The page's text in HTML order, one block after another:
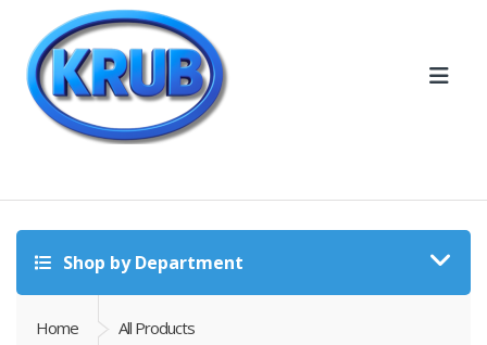
Shop by Department
Home All Products